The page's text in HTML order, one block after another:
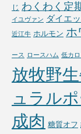
じ わくわく定
イユヴァン ダイエ
近江牛 ホルモン ホ
ース ロースハム 低カ
放牧野
ュラル
成肉 糖質オフ